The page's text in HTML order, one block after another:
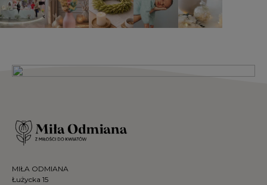
MIŁA ODMIANA
Łużycka 15